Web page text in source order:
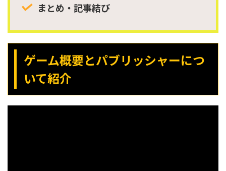
まとめ・記事結び
ゲーム概要とパブリッシャーにつ
いて紹介